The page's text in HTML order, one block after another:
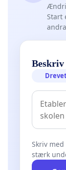
Start
Beskriv
Skriv
stærk